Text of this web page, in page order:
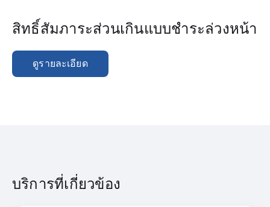
สิทธิ์สัมภาระส่วนเกินแบบชำระล่วงหน้า
ดูรายละเอียด
บริการที่เกี่ยวข้อง